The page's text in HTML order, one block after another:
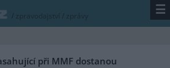
/ zpravodajství / zprávy ☰
při MMF dostanou